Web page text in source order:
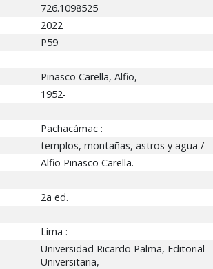
726.1098525
2022
P59
Pinasco Carella, Alfio,
1952-
Pachacámac :
templos, montañas, astros y agua /
Alfio Pinasco Carella.
2a ed.
Lima :
Universidad Ricardo Palma, Editorial
Universitaria,